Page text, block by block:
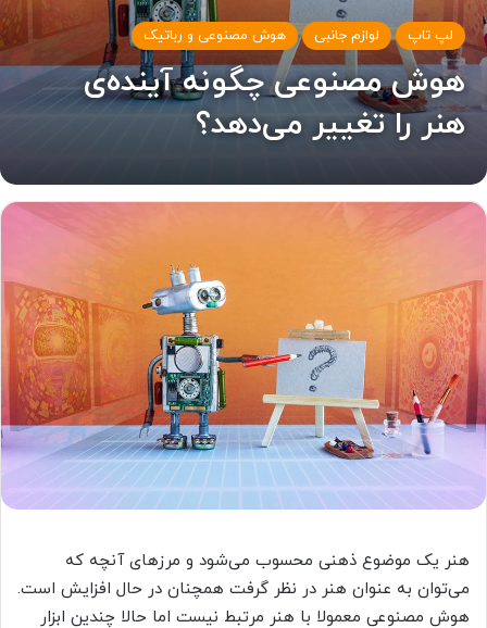
لپ تاپ لوازم جانبی هوش مصنوعی و رباتیک
هوش مصنوعی چگونه آینده‌ی
هنر را تغییر می‌دهد؟
هنر یک موضوع ذهنی محسوب می‌شود و مرزهای آنچه که
می‌توان به عنوان هنر در نظر گرفت همچنان در حال افزایش است.
هوش مصنوعی معمولا با هنر مرتبط نیست اما حالا چندین ابزار